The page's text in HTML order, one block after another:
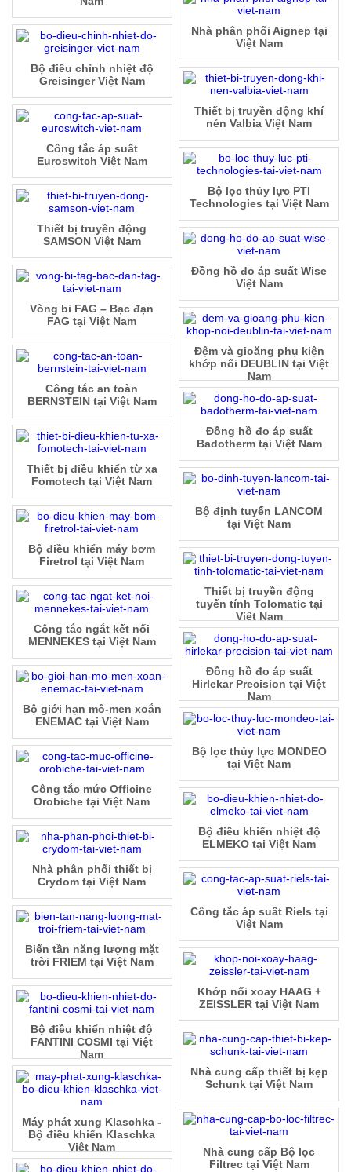
Nhà phân phối Aignep tại
Việt Nam
Bộ điều chỉnh nhiệt độ
Greisinger Việt Nam
Thiết bị truyền động khí
nén Valbia Việt Nam
Công tắc áp suất
Euroswitch Việt Nam
Bộ lọc thủy lực PTI
Technologies tại Việt Nam
Thiết bị truyền động
SAMSON Việt Nam
Đồng hồ đo áp suất Wise
Việt Nam
Vòng bi FAG – Bạc đạn
FAG tại Việt Nam
Đệm và gioăng phụ kiện
khớp nối DEUBLIN tại Việt
Nam
Công tắc an toàn
BERNSTEIN tại Việt Nam
Đồng hồ đo áp suất
Badotherm tại Việt Nam
Thiết bị điều khiển từ xa
Fomotech tại Việt Nam
Bộ định tuyến LANCOM
tại Việt Nam
Bộ điều khiển máy bơm
Firetrol tại Việt Nam
Thiết bị truyền động
tuyến tính Tolomatic tại
Việt Nam
Công tắc ngắt kết nối
MENNEKES tại Việt Nam
Đồng hồ đo áp suất
Hirlekar Precision tại Việt
Nam
Bộ giới hạn mô-men xoắn
ENEMAC tại Việt Nam
Bộ lọc thủy lực MONDEO
tại Việt Nam
Công tắc mức Officine
Orobiche tại Việt Nam
Bộ điều khiển nhiệt độ
ELMEKO tại Việt Nam
Nhà phân phối thiết bị
Crydom tại Việt Nam
Công tắc áp suất Riels tại
Việt Nam
Biến tần năng lượng mặt
trời FRIEM tại Việt Nam
Khớp nối xoay HAAG +
ZEISSLER tại Việt Nam
Bộ điều khiển nhiệt độ
FANTINI COSMI tại Việt
Nam
Nhà cung cấp thiết bị kẹp
Schunk tại Việt Nam
Máy phát xung Klaschka -
Bộ điều khiển Klaschka
Việt Nam
Nhà cung cấp Bộ lọc
Filtrec tại Việt Nam